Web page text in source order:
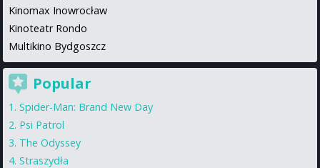
Kinomax Inowrocław
Kinoteatr Rondo
Multikino Bydgoszcz
Popular
Spider-Man: Brand New Day
Psi Patrol
The Odyssey
Straszydła